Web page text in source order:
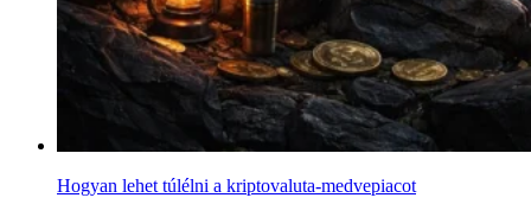
Hogyan lehet túlélni a kriptovaluta-medvepiacot